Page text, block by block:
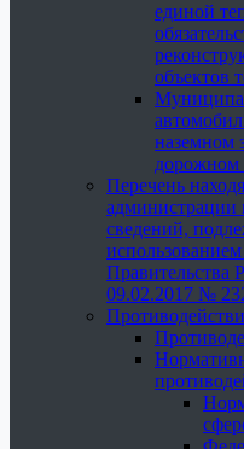
единой
объектов
наземном
дорожном
Перечень
администрации
сведений,
Правительства
09.02.2017 №